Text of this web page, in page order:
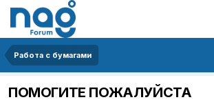
Работа с бумагами
ПОМОГИТЕ ПОЖАЛУЙСТА